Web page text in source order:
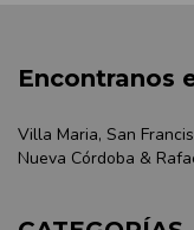
Encontranos
Villa Maria, San
Nueva Córdoba &